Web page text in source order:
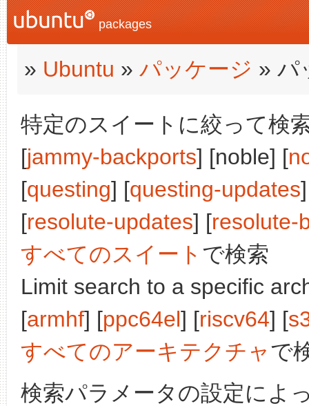
packages
» Ubuntu » パッケージ » パ
特定のスイートに絞って検
[jammy-backports] [noble] [
[questing] [questing-updates
[resolute-updates] [resolute-
すべてのスイート で検索
Limit search to a specific
[armhf] [ppc64el] [riscv64] [
すべてのアーキテクチャで
検索パラメータの設定によ